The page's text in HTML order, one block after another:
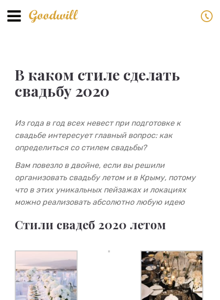
Toggle
В каком стиле сделать
свадьбу 2020
Из года в год всех невест при подготовке к
свадьбе интересует главный вопрос: как
определиться со стилем свадьбы?
Вам повезло в двойне, если вы решили
организовать свадьбу летом и в Крыму, потому
что в этих уникальных пейзажах и локациях
можно реализовать абсолютно любую идею
Стили свадеб 2020 летом